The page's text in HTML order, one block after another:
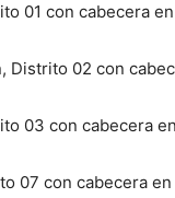
01 con cabecera
Distrito 02 con
03 con cabecera
07 con cabecera